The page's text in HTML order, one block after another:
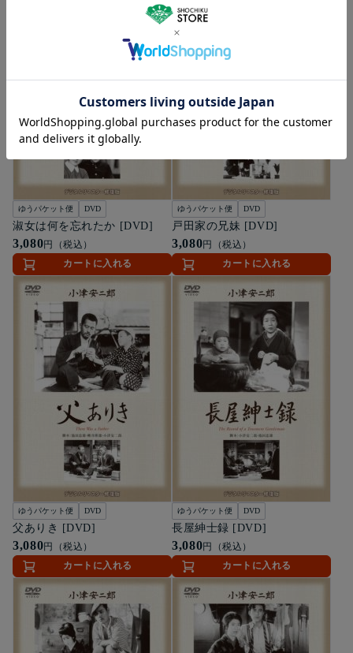
ゆうパケット便 DVD
淑女は何を忘れたか [DVD]
3,080円（税込）
カートに入れる
ゆうパケット便 DVD
戸田家の兄妹 [DVD]
3,080円（税込）
カートに入れる
ゆうパケット便 DVD
父ありき [DVD]
3,080円（税込）
カートに入れる
ゆうパケット便 DVD
長屋紳士録 [DVD]
3,080円（税込）
カートに入れる